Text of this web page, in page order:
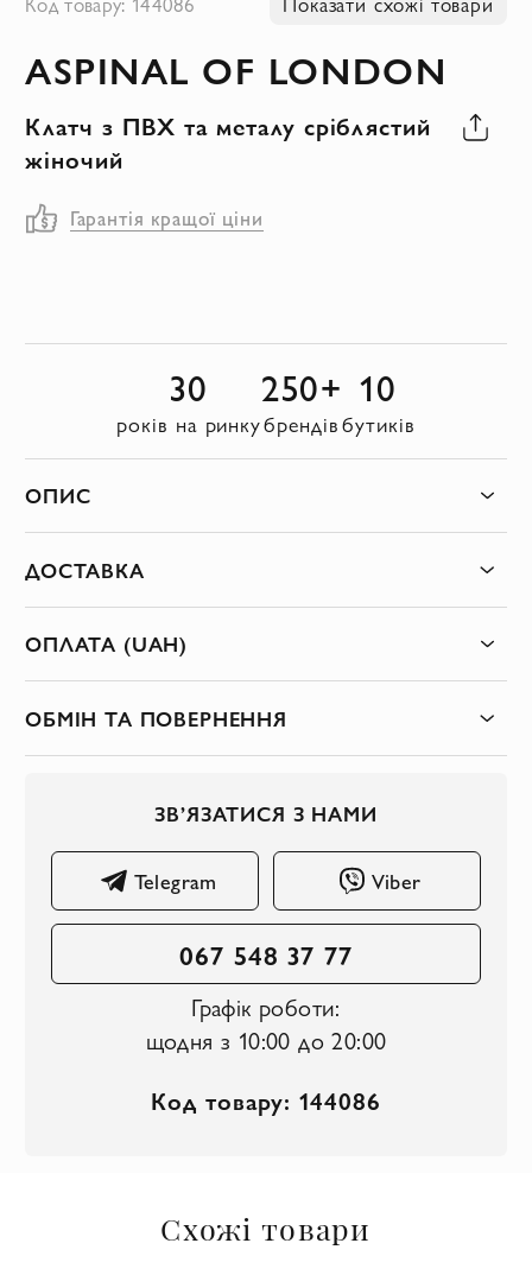
початку
зображень
ASPINAL OF LONDON
Клатч з ПВХ та металу сріблястий
жіночий
Гарантія кращої ціни
30
років на ринку
250+
брендів
10
бутиків
ОПИС
ДОСТАВКА
ОПЛАТА (UAH)
ОБМІН ТА ПОВЕРНЕННЯ
ЗВ’ЯЗАТИСЯ З НАМИ
Telegram Viber
067 548 37 77
Графік роботи:
щодня з 10:00 до 20:00
Код товару: 144086
Схожі товари